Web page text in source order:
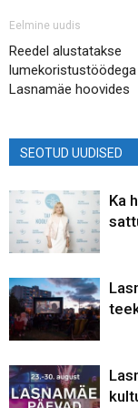
Eelmine uudis
Reedel alustatakse
lumekoristustöödega
Lasnamäe hoovides
SEOTUD UUDISED
Ka